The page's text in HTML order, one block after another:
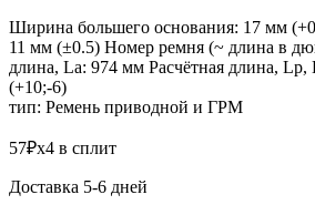
Ширина большего основания: 17 мм
11 мм (±0.5) Номер ремня (~ длина в
длина, La: 974 мм Расчётная длина,
(+10;-6)
тип: Ремень приводной и ГРМ
57₽x4 в сплит
Доставка 5-6 дней